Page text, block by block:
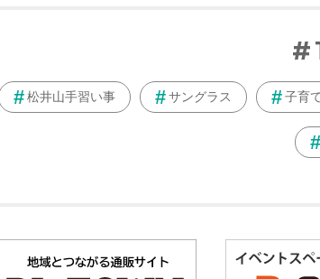
松井山手習い事 サングラス 子育